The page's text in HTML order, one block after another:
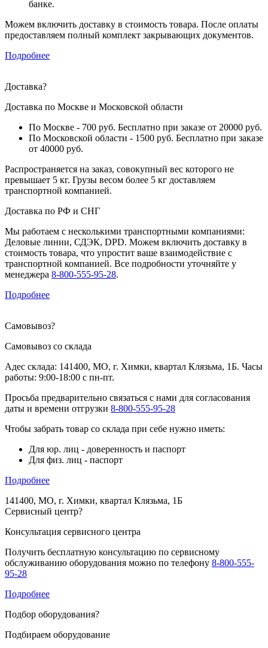
банке.
Можем включить доставку в стоимость товара. После оплаты
предоставляем полный комплект закрывающих документов.
Подробнее
Доставка?
Доставка по Москве и Московской области
По Москве - 700 руб. Бесплатно при заказе от 20000 руб.
По Московской области - 1500 руб. Бесплатно при заказе
от 40000 руб.
Распространяется на заказ, совокупный вес которого не
превышает 5 кг. Грузы весом более 5 кг доставляем
транспортной компанией.
Доставка по РФ и СНГ
Мы работаем с несколькими транспортными компаниями:
Деловые линии, СДЭК, DPD. Можем включить доставку в
стоимость товара, что упростит ваше взаимодействие с
транспортной компанией. Все подробности уточняйте у
менеджера 8-800-555-95-28.
Подробнее
Самовывоз?
Самовывоз со склада
Адес склада: 141400, МО, г. Химки, квартал Клязьма, 1Б. Часы
работы: 9:00-18:00 с пн-пт.
Просьба предварительно связаться с нами для согласования
даты и времени отгрузки 8-800-555-95-28
Чтобы забрать товар со склада при себе нужно иметь:
Для юр. лиц - доверенность и паспорт
Для физ. лиц - паспорт
Подробнее
141400, МО, г. Химки, квартал Клязьма, 1Б
Сервисный центр?
Консультация сервисного центра
Получить бесплатную консультацию по сервисному
обслуживанию оборудования можно по телефону 8-800-555-
95-28
Подробнее
Подбор оборудования?
Подбираем оборудование